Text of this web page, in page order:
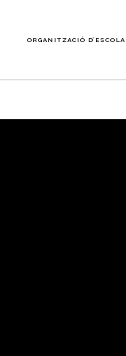
ORGANITZACIÓ D’ESCOLA